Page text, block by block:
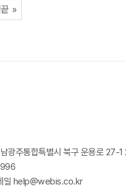
페이지
»
광주통합특별시 북구 운용로 27-1
일 help@webis.co.kr